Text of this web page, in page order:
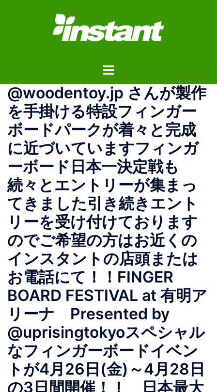
ス
ト
ル
メ
ニ
ュ
ー
@woodentoy.jp さんが製作
を手掛ける特設フィンガー
ボードパークが着々と完成
に近づいていますフィンガ
ーボード日本一決定戦も
続々とエントリーが集まっ
てきました引き続きエント
リーを受け付けております
のでご希望の方はお近くの
インスタントの店頭または
お電話にて！！FINGER
BOARD FESTIVAL at 有明ア
リーナ Presented by
@uprisingtokyoスペシャル
なフィンガーボードイベン
トが4月26日(金)～4月28日
の3日間開催！！ 日本最大